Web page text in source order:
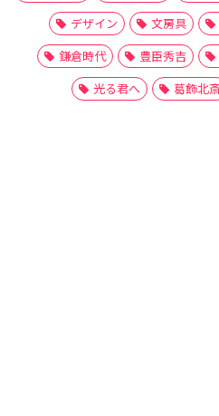
デザイン
文房具
鎌倉時代
豊臣秀吉
光る君へ
葛飾北